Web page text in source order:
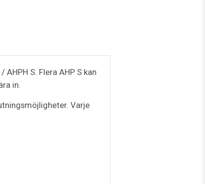
S. Flera AHP S kan
in.
Varje